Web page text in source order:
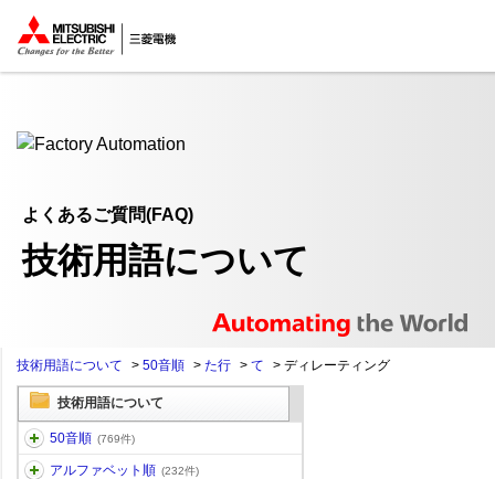
ここから本文
よくあるご質問(FAQ)
技術用語について
技術用語について > 50音順 > た行 > て > ディレーティング
技術用語について
50音順 (769件)
アルファベット順 (232件)